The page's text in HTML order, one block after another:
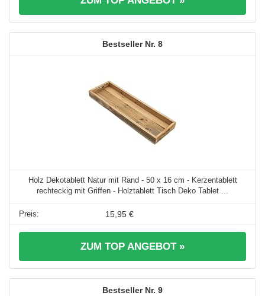
8
Holz Dekotablett Natur mit Rand - 50 x 16 cm - Kerzentablett
rechteckig mit Griffen - Holztablett Tisch Deko Tablet ...
15,95 €
ZUM TOP ANGEBOT »
9